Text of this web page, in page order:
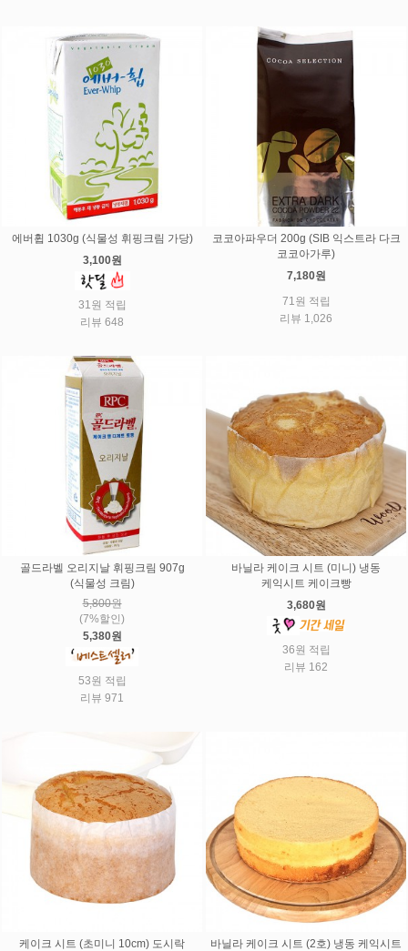
에버휩 1030g (식물성 휘핑크림 가당)
3,100원
31원 적립
리뷰 648
코코아파우더 200g (SIB 익스트라 다크
코코아가루)
7,180원
71원 적립
리뷰 1,026
골드라벨 오리지날 휘핑크림 907g
(식물성 크림)
5,800원
(7%할인)
5,380원
53원 적립
리뷰 971
바닐라 케이크 시트 (미니) 냉동
케익시트 케이크빵
3,680원
36원 적립
리뷰 162
케이크 시트 (초미니 10cm) 도시락
바닐라 케이크 시트 (2호) 냉동 케익시트